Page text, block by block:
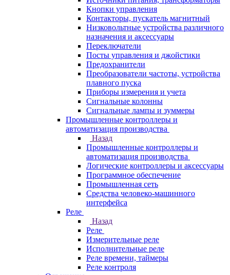
Кнопки управления
Контакторы, пускатель магнитный
Низковольтные устройства различного
назначения и аксессуары
Переключатели
Посты управления и джойстики
Предохранители
Преобразователи частоты, устройства
плавного пуска
Приборы измерения и учета
Сигнальные колонны
Сигнальные лампы и зуммеры
Промышленные контроллеры и
автоматизация производства
Назад
Промышленные контроллеры и
автоматизация производства
Логические контроллеры и аксессуары
Программное обеспечение
Промышленная сеть
Средства человеко-машинного
интерфейса
Реле
Назад
Реле
Измерительные реле
Исполнительные реле
Реле времени, таймеры
Реле контроля